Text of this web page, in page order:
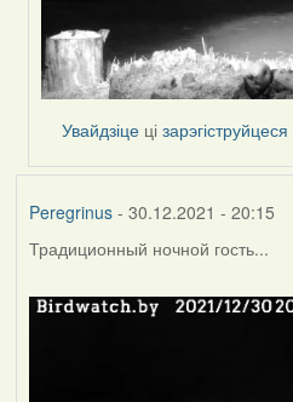
Увайдзіце цізарэгіструйцеся
Peregrinus- 30.12.2021 - 20:15
Традиционный ночной гость...